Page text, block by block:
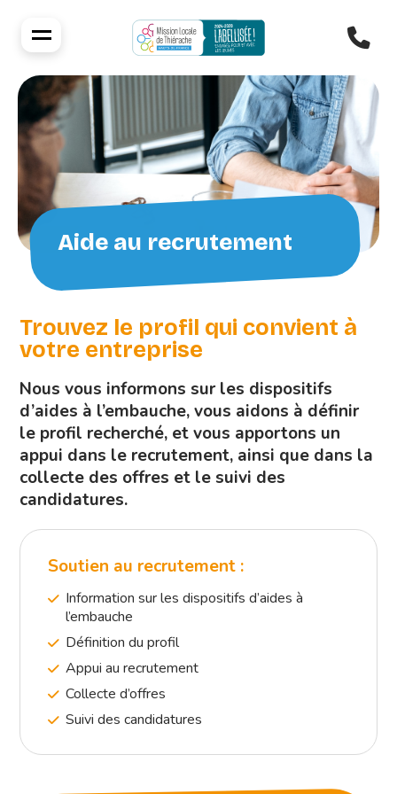
Aide au recrutement
Trouvez le profil qui convient à
votre entreprise
Nous vous informons sur les dispositifs
d’aides à l’embauche, vous aidons à définir
le profil recherché, et vous apportons un
appui dans le recrutement, ainsi que dans la
collecte des offres et le suivi des
candidatures.
Soutien au recrutement :
Information sur les dispositifs d’aides à
l’embauche
Définition du profil
Appui au recrutement
Collecte d’offres
Suivi des candidatures